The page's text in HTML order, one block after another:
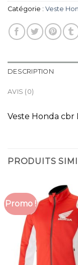
Catégorie : Veste
DESCRIPTION
AVIS (0)
Veste Honda cbr
PRODUITS
Promo !